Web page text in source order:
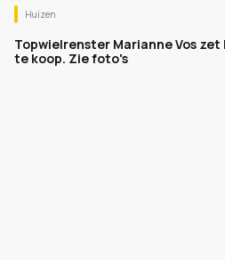
Huizen
Topwielrenster Marianne Vos
te koop. Zie foto's